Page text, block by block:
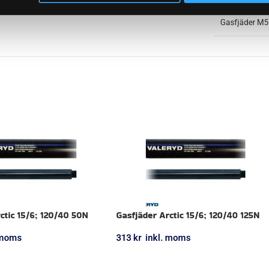
Gasfjäder M5
15/6; 120/40 50N Gasfjäder Arctic 15/6; 120/40 125N
313 kr inkl. moms